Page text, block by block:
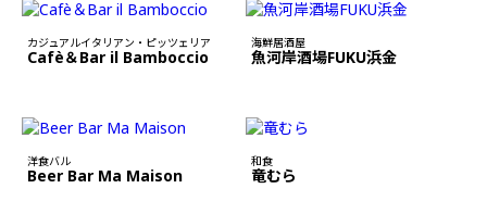
カジュアルイタリアン・ピッツェリア
Cafè＆Bar il Bamboccio
海鮮居酒屋
魚河岸酒場FUKU浜金
洋食バル
Beer Bar Ma Maison
和食
竜むら